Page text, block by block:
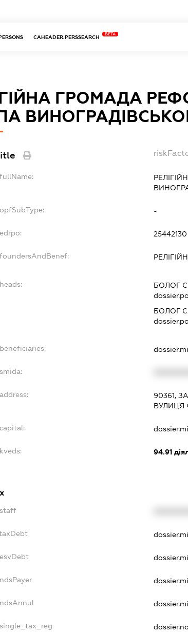
CAHEADER.PERSSEARCH
BETA
ГРОМАДА
-
25442130
БОЛОГ
БОЛОГ
90361,
ВУЛИЦЯ
94.91